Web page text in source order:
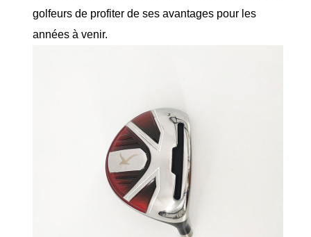
golfeurs de profiter de ses avantages pour les
années à venir.